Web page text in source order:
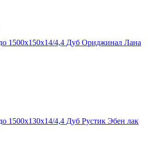
1500х150х14/4,4 Дуб Ориджинал Лана
1500х130х14/4,4 Дуб Рустик Эбен лак